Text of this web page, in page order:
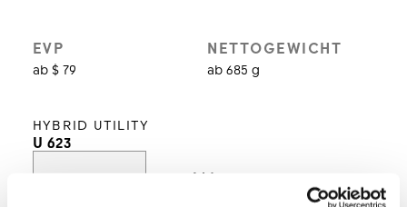
EVP
ab $ 79
NETTOGEWICHT
ab 685 g
HYBRID UTILITY
U 623